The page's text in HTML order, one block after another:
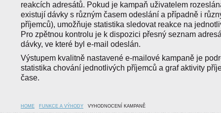
reakcích adresátů. Pokud je kampaň uživatelem
existují dávky s různým časem odeslání a případně i
příjemců), umožňuje statistika sledovat reakce na
Pro zpětnou kontrolu je k dispozici přesný seznam
dávky, ve které byl e-mail odeslán.
Výstupem kvalitně nastavené e-mailové kampaně je
statistika chování jednotlivých příjemců a graf aktivity
čase.
HOME FUNKCE A VÝHODY VYHODNOCENÍ KAMPANĚ